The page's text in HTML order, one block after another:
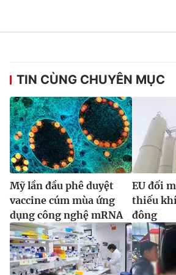
® Cấm sao chép dưới mọi hình thức nếu
TIN CÙNG CHUYÊN MỤC
Mỹ lần đầu phê duyệt
vaccine cúm mùa ứng
dụng công nghệ mRNA
EU đối
thiếu
đông